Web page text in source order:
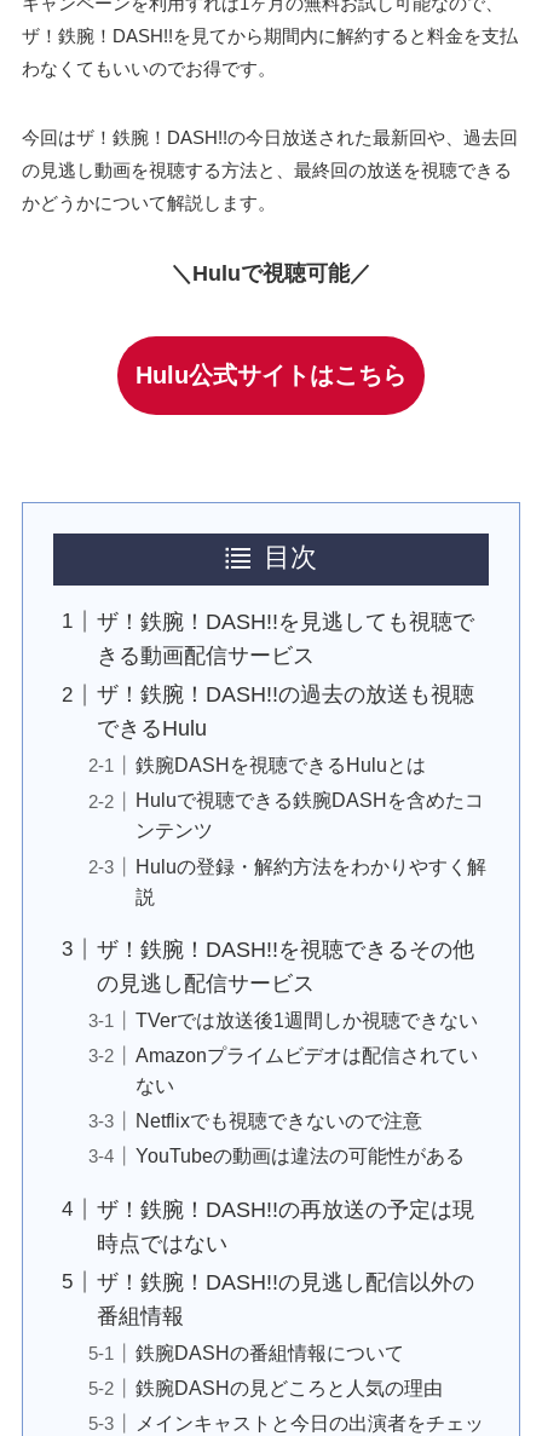
ザ！鉄腕！DASH!!を見てから期間内に解約すると料金を支払
わなくてもいいのでお得です。
今回はザ！鉄腕！DASH!!の今日放送された最新回や、過去回
の見逃し動画を視聴する方法と、最終回の放送を視聴できる
かどうかについて解説します。
＼Huluで視聴可能／
Hulu公式サイトはこちら
目次
ザ！鉄腕！DASH!!を見逃しても視聴で
きる動画配信サービス
ザ！鉄腕！DASH!!の過去の放送も視聴
できるHulu
鉄腕DASHを視聴できるHuluとは
Huluで視聴できる鉄腕DASHを含めたコ
ンテンツ
Huluの登録・解約方法をわかりやすく解
説
ザ！鉄腕！DASH!!を視聴できるその他
の見逃し配信サービス
TVerでは放送後1週間しか視聴できない
Amazonプライムビデオは配信されてい
ない
Netflixでも視聴できないので注意
YouTubeの動画は違法の可能性がある
ザ！鉄腕！DASH!!の再放送の予定は現
時点ではない
ザ！鉄腕！DASH!!の見逃し配信以外の
番組情報
鉄腕DASHの番組情報について
鉄腕DASHの見どころと人気の理由
メインキャストと今日の出演者をチェッ